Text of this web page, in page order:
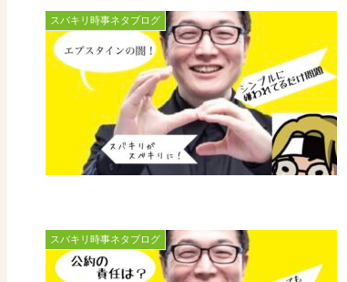
スバキリ時事ネタブログ
スバキリ時事ネタブログ